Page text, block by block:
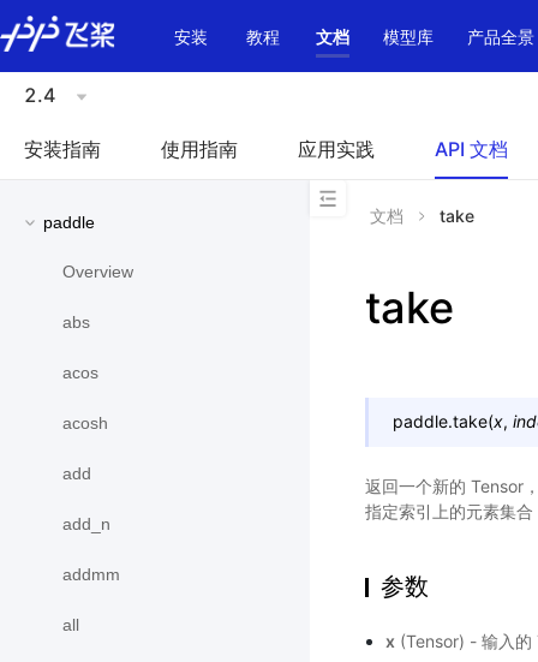
\u200E
安装
教程 文档 模型库 产品全景
2.4
安装指南 使用指南 应用实践 API 文档
paddle
Overview
abs
acos
acosh
add
add_n
addmm
all
文档 take
take
paddle.take(x,
返回一个新的 Tensor
指定索引上的元素集
参数
x (Tensor) - 输入